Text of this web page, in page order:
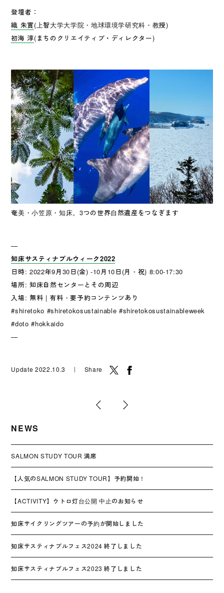
登壇者：
織 朱實(上智大学大学院・地球環境学研究科・教授)
初海 淳(まちのクリエイティブ・ディレクター)
奄美・小笠原・知床。3つの世界自然遺産をつなぎます
—
知床サスティナブルウィーク2022
日時: 2022年9月30日(金) -10月10日(月・祝) 8:00-17:30
場所: 知床自然センターとその周辺
入場: 無料 | 有料・要予約コンテンツあり
#shiretoko #shiretokosustainable #shiretokosustainableweek
#doto #hokkaido
—
Update 2022.10.3 ｜ Share
NEWS
SALMON STUDY TOUR 満席
【人気のSALMON STUDY TOUR】予約開始！
【ACTIVITY】ウトロ灯台公開 中止のお知らせ
知床サイクリングツアーの予約が開始しました
知床サスティナブルフェス2024 終了しました
知床サスティナブルフェス2023 終了しました